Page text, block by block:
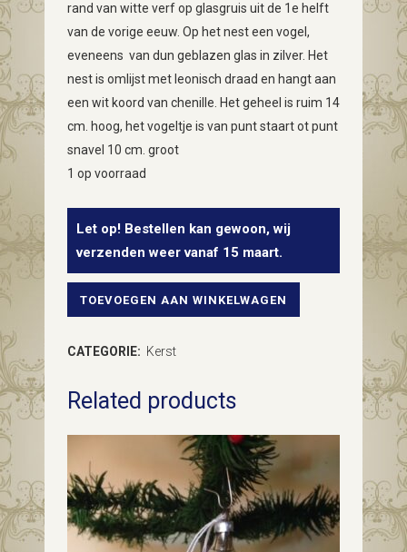
rand van witte verf op glasgruis uit de 1e helft
van de vorige eeuw. Op het nest een vogel,
eveneens van dun geblazen glas in zilver. Het
nest is omlijst met leonisch draad en hangt aan
een wit koord van chenille. Het geheel is ruim 14
cm. hoog, het vogeltje is van punt staart ot punt
snavel 10 cm. groot
1 op voorraad
Let op! Bestellen kan gewoon, wij
verzenden weer vanaf 15 maart.
Antiek
met
vogel
van
dun
geblazen
TOEVOEGEN AAN WINKELWAGEN
CATEGORIE: Kerst
Related products